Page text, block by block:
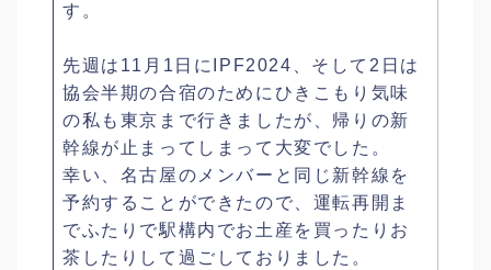
す。
先週は11月1日にIPF2024、そして2日は
協会半期の合宿のためにひきこもり気味
の私も東京まで行きましたが、帰りの新
幹線が止まってしまって大変でした。
幸い、名古屋のメンバーと同じ新幹線を
予約することができたので、運転再開ま
でふたりで駅構内でお土産を買ったりお
茶したりして過ごしておりました。